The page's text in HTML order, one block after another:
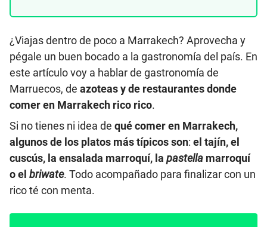
¿Viajas dentro de poco a Marrakech? Aprovecha y
pégale un buen bocado a la gastronomía del país. En
este artículo voy a hablar de gastronomía de
Marruecos, de azoteas y de restaurantes donde
comer en Marrakech rico rico.
Si no tienes ni idea de qué comer en Marrakech,
algunos de los platos más típicos son: el tajín, el
cuscús, la ensalada marroquí, la pastella marroquí
o el briwate. Todo acompañado para finalizar con un
rico té con menta.